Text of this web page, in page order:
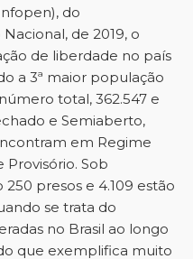
do
de 2019, o
de liberdade no país
a 3ª maior população
total, 362.547 e
e Semiaberto,
em Regime
Sob
presos e 4.109 estão
se trata do
no Brasil ao longo
que exemplifica muito